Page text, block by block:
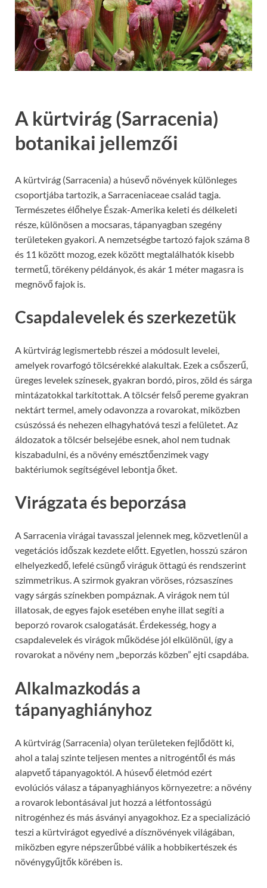
A kürtvirág (Sarracenia)
botanikai jellemzői
A kürtvirág (Sarracenia) a húsevő növények különleges
csoportjába tartozik, a Sarraceniaceae család tagja.
Természetes élőhelye Észak-Amerika keleti és délkeleti
része, különösen a mocsaras, tápanyagban szegény
területeken gyakori. A nemzetségbe tartozó fajok száma 8
és 11 között mozog, ezek között megtalálhatók kisebb
termetű, törékeny példányok, és akár 1 méter magasra is
megnövő fajok is.
Csapdalevelek és szerkezetük
A kürtvirág legismertebb részei a módosult levelei,
amelyek rovarfogó tölcsérekké alakultak. Ezek a csőszerű,
üreges levelek színesek, gyakran bordó, piros, zöld és sárga
mintázatokkal tarkítottak. A tölcsér felső pereme gyakran
nektárt termel, amely odavonzza a rovarokat, miközben
csúszóssá és nehezen elhagyhatóvá teszi a felületet. Az
áldozatok a tölcsér belsejébe esnek, ahol nem tudnak
kiszabadulni, és a növény emésztőenzimek vagy
baktériumok segítségével lebontja őket.
Virágzata és beporzása
A Sarracenia virágai tavasszal jelennek meg, közvetlenül a
vegetációs időszak kezdete előtt. Egyetlen, hosszú száron
elhelyezkedő, lefelé csüngő viráguk öttagú és rendszerint
szimmetrikus. A szirmok gyakran vöröses, rózsaszínes
vagy sárgás színekben pompáznak. A virágok nem túl
illatosak, de egyes fajok esetében enyhe illat segíti a
beporzó rovarok csalogatását. Érdekesség, hogy a
csapdalevelek és virágok működése jól elkülönül, így a
rovarokat a növény nem „beporzás közben” ejti csapdába.
Alkalmazkodás a
tápanyaghiányhoz
A kürtvirág (Sarracenia) olyan területeken fejlődött ki,
ahol a talaj szinte teljesen mentes a nitrogéntől és más
alapvető tápanyagoktól. A húsevő életmód ezért
evolúciós válasz a tápanyaghiányos környezetre: a növény
a rovarok lebontásával jut hozzá a létfontosságú
nitrogénhez és más ásványi anyagokhoz. Ez a specializáció
teszi a kürtvirágot egyedivé a dísznövények világában,
miközben egyre népszerűbbé válik a hobbikertészek és
növénygyűjtők körében is.